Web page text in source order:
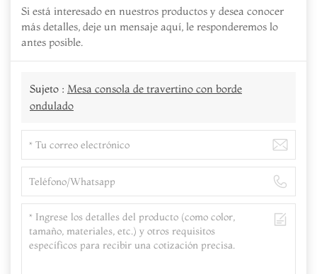
Si está interesado en nuestros productos y desea conocer
más detalles, deje un mensaje aquí, le responderemos lo
antes posible.
Sujeto : Mesa consola de travertino con borde
ondulado